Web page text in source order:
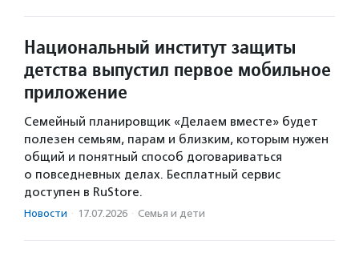
Национальный институт защиты
детства выпустил первое мобильное
приложение
Семейный планировщик «Делаем вместе» будет
полезен семьям, парам и близким, которым нужен
общий и понятный способ договариваться
о повседневных делах. Бесплатный сервис
доступен в RuStore.
Новости · 17.07.2026 · Семья и дети